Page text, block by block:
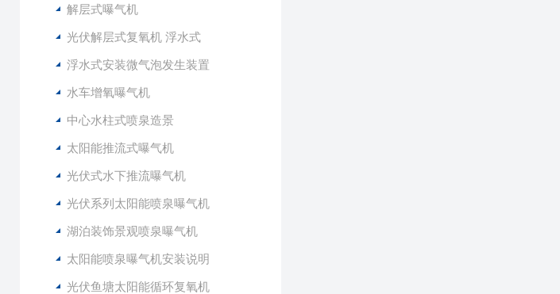
解层式曝气机
光伏解层式复氧机 浮水式
浮水式安装微气泡发生装置
水车增氧曝气机
中心水柱式喷泉造景
太阳能推流式曝气机
光伏式水下推流曝气机
光伏系列太阳能喷泉曝气机
湖泊装饰景观喷泉曝气机
太阳能喷泉曝气机安装说明
光伏鱼塘太阳能循环复氧机